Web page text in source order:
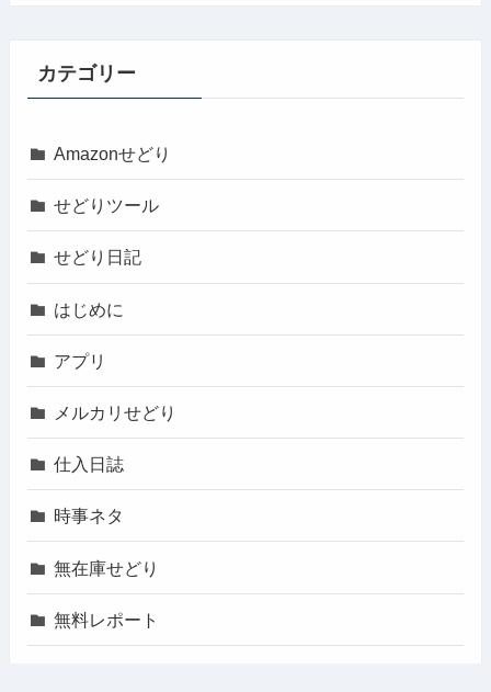
カテゴリー
Amazonせどり
せどりツール
せどり日記
はじめに
アプリ
メルカリせどり
仕入日誌
時事ネタ
無在庫せどり
無料レポート